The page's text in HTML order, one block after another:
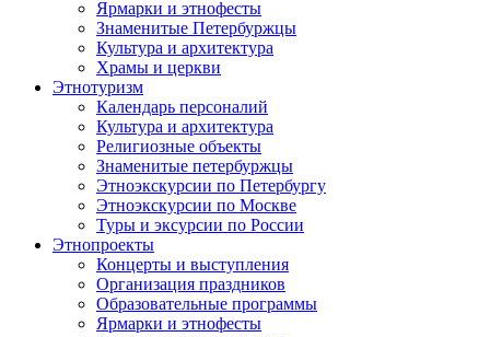
Ярмарки и этнофесты
Знаменитые Петербуржцы
Культура и архитектура
Храмы и церкви
Этнотуризм
Календарь персоналий
Культура и архитектура
Религиозные объекты
Знаменитые петербуржцы
Этноэкскурсии по Петербургу
Этноэкскурсии по Москве
Туры и эксурсии по России
Этнопроекты
Концерты и выступления
Организация праздников
Образовательные программы
Ярмарки и этнофесты